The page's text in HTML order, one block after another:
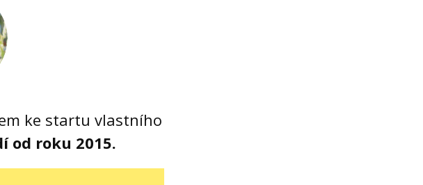
ke startu vlastního
od roku 2015.